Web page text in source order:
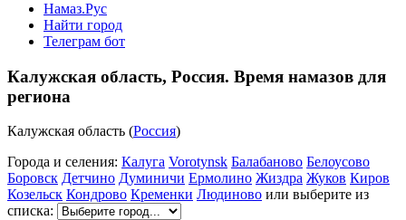
Намаз.Рус
Найти город
Телеграм бот
Калужская область, Россия. Время намазов для
региона
Калужская область (Россия)
Города и селения: Калуга Vorotynsk Балабаново Белоусово
Боровск Детчино Думиничи Ермолино Жиздра Жуков Киров
Козельск Кондрово Кременки Людиново или выберите из
списка: